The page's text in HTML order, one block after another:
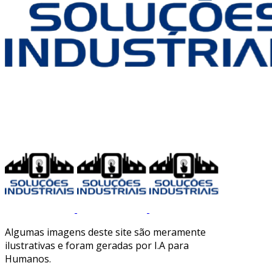
Algumas imagens deste site são meramente
ilustrativas e foram geradas por I.A para
Humanos.